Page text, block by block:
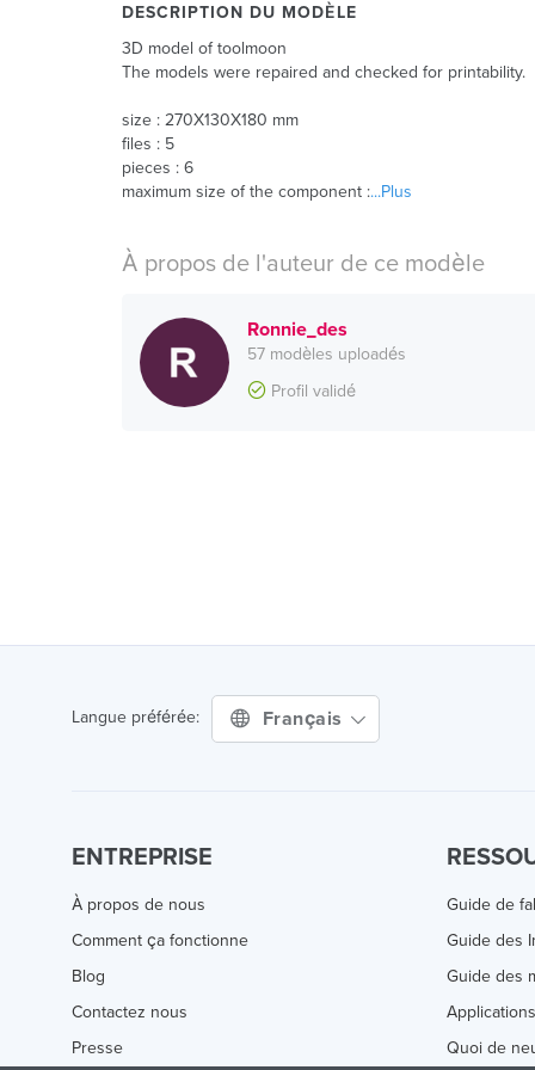
DESCRIPTION DU MODÈLE
3D model of toolmoon
The models were repaired and checked for printability.
size : 270X130X180 mm
files : 5
pieces : 6
maximum size of the component :...Plus
À propos de l'auteur de ce modèle
Ronnie_des
57 modèles uploadés
Profil validé
Langue préférée: Français
ENTREPRISE
À propos de nous
Comment ça fonctionne
Blog
Contactez nous
Presse
Guide de
Guide des
Guide des
Applications
Quoi de